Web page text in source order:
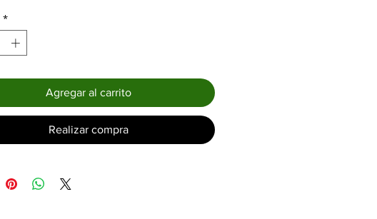
*
Agregar al carrito
Realizar compra